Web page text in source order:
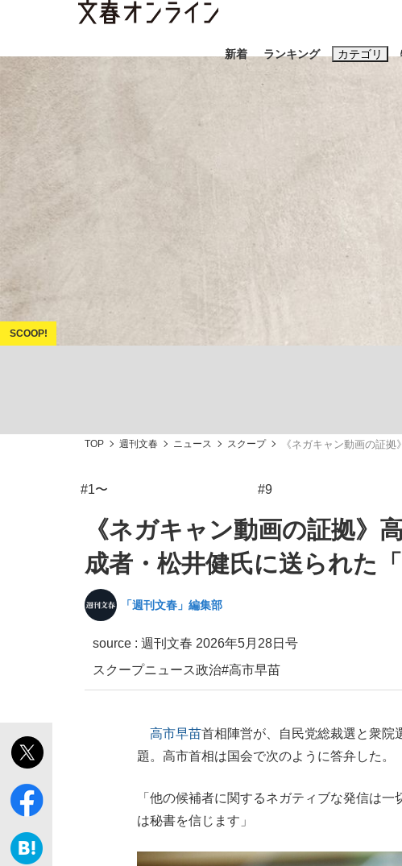
新着 ランキング カテゴリ
「90%は失敗する。でも…」本田圭佑が初めて明か
おすすめのキーワー
#玉木雄一郎
TOP 週刊文春 ニュース スクープ 《ネガキャン動画の証
#1〜 #9
《ネガキャン動画の証拠》
成者・松井健氏に送られた
「週刊文春」編集部
source : 週刊文春 2026年5月28日号
スクープニュース政治#高市早苗
高市早苗首相陣営が、自民党総裁選と衆院
題。高市首相は国会で次のように答弁した。
「他の候補者に関するネガティブな発信は
は秘書を信じます」